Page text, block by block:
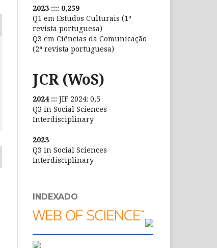
2023 :::: 0,259
Q1 em Estudos Culturais (1ª
revista portuguesa)
Q3 em Ciências da Comunicação
(2ª revista portuguesa)
JCR (WoS)
2024 ::: JIF 2024: 0,5
Q3 in Social Sciences
Interdisciplinary
2023
Q3 in Social Sciences
Interdisciplinary
INDEXADO